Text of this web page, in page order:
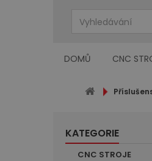
DOMŮ CNC
KATEGORIE
CNC STROJE